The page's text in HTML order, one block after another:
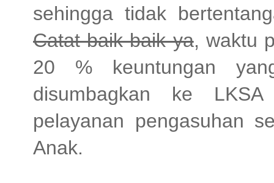
sehingga tidak
Catat baik-baik ya, waktu
20 % keuntungan
disumbagkan ke
pelayanan pengasuhan
Anak.